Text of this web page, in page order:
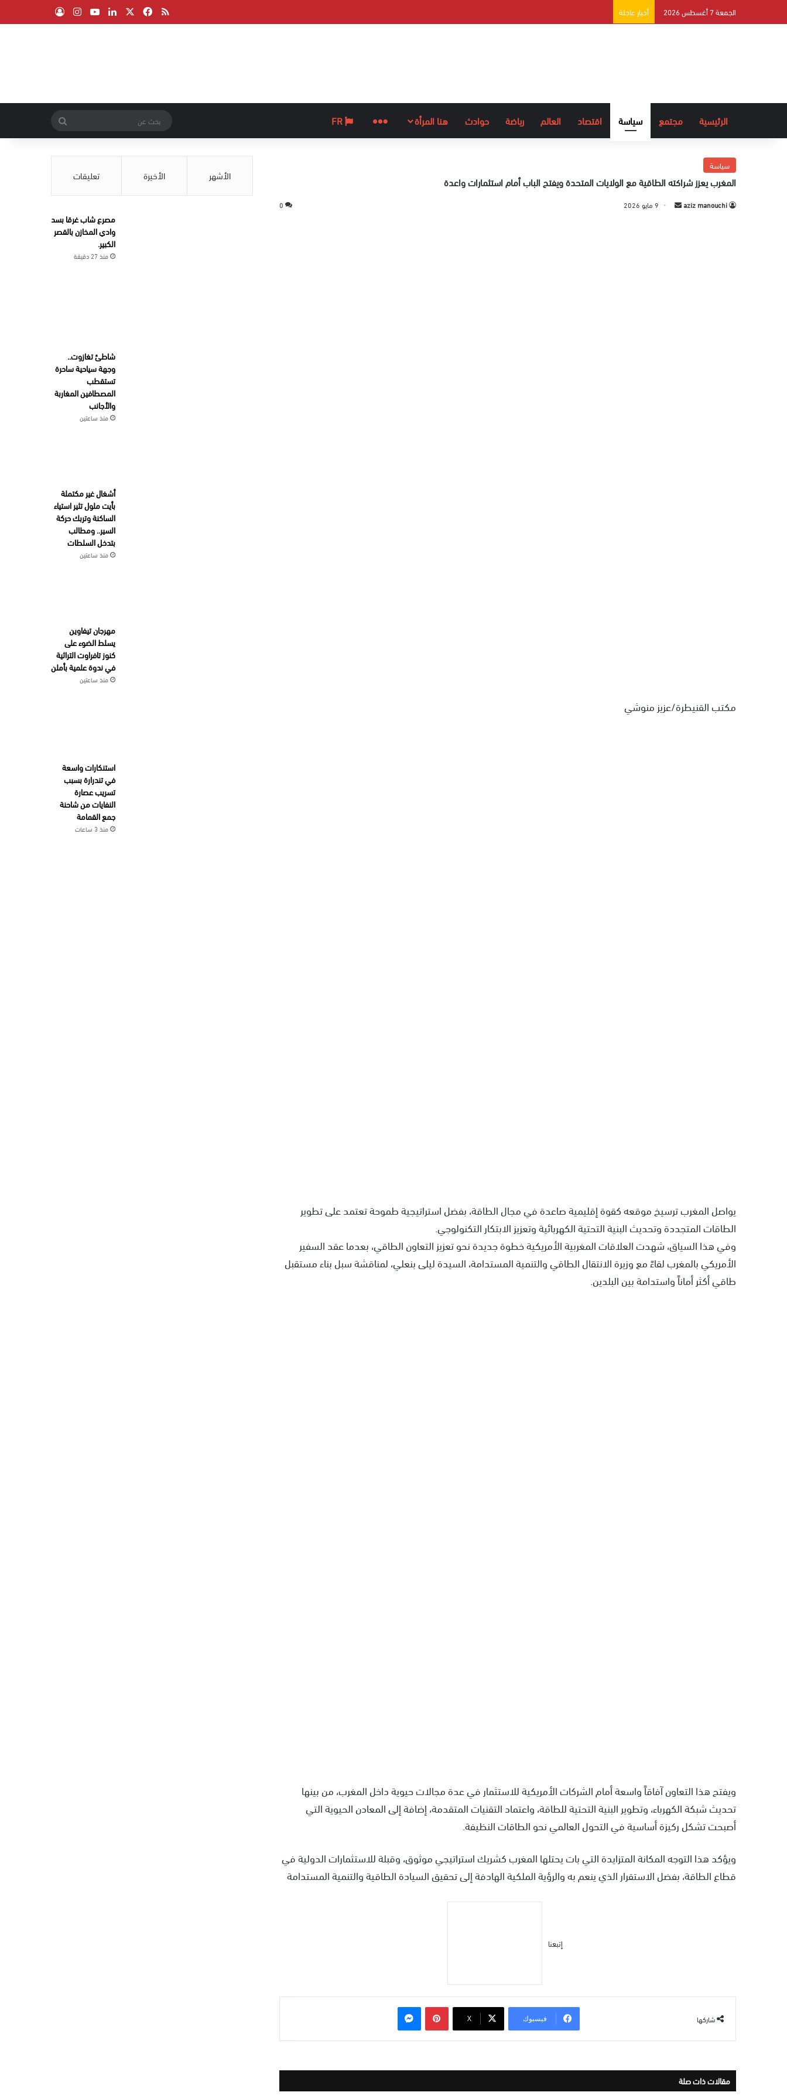
الجمعة 7 أغسطس 2026 أخبار عاجلة ملخص الموقع RSS
فيسبوك لينكدإن ‫YouTube
انستقرام
الرئيسية مجتمع سياسة اقتصاد العالم رياضة حوادث هنا المرأة المزيد
عن
سياسة
المغرب يعزز شراكته الطاقية مع الولايات المتحدة ويفتح الباب أمام استثمارات واعدة
aziz manouchi 9 مايو 2026 0
مكتب القنيطرة/عزيز منوشي
يواصل المغرب ترسيخ موقعه كقوة إقليمية صاعدة في مجال الطاقة، بفضل استراتيجية طموحة تعتمد على تطوير
الطاقات المتجددة وتحديث البنية التحتية الكهربائية وتعزيز الابتكار التكنولوجي.
وفي هذا السياق، شهدت العلاقات المغربية الأمريكية خطوة جديدة نحو تعزيز التعاون الطاقي، بعدما عقد السفير
الأمريكي بالمغرب لقاءً مع وزيرة الانتقال الطاقي والتنمية المستدامة، السيدة ليلى بنعلي، لمناقشة سبل بناء مستقبل
طاقي أكثر أماناً واستدامة بين البلدين.
ويفتح هذا التعاون آفاقاً واسعة أمام الشركات الأمريكية للاستثمار في عدة مجالات حيوية داخل المغرب، من بينها
تحديث شبكة الكهرباء، وتطوير البنية التحتية للطاقة، واعتماد التقنيات المتقدمة، إضافة إلى المعادن الحيوية التي
أصبحت تشكل ركيزة أساسية في التحول العالمي نحو الطاقات النظيفة.
ويؤكد هذا التوجه المكانة المتزايدة التي بات يحتلها المغرب كشريك استراتيجي موثوق، وقبلة للاستثمارات الدولية في
قطاع الطاقة، بفضل الاستقرار الذي ينعم به والرؤية الملكية الهادفة إلى تحقيق السيادة الطاقية والتنمية المستدامة
إتبعنا
شاركها فيسبوك ‫X
بينتيريست
مقالات ذات صلة
الأشهر الأخيرة تعليقات
مصرع شاب غرقا بسد
وادي المخازن بالقصر
الكبير.
منذ 27 دقيقة
شاطئ تغازوت..
وجهة سياحية ساحرة
تستقطب
المصطافين المغاربة
والأجانب
منذ ساعتين
أشغال غير مكتملة
بأيت ملول تثير استياء
الساكنة وتربك حركة
السير.. ومطالب
بتدخل السلطات
منذ ساعتين
مهرجان تيفاوين
يسلط الضوء على
كنوز تافراوت التراثية
في ندوة علمية بأملن
منذ ساعتين
استنكارات واسعة
في تندرارة بسبب
تسريب عصارة
النفايات من شاحنة
جمع القمامة
منذ 3 ساعات